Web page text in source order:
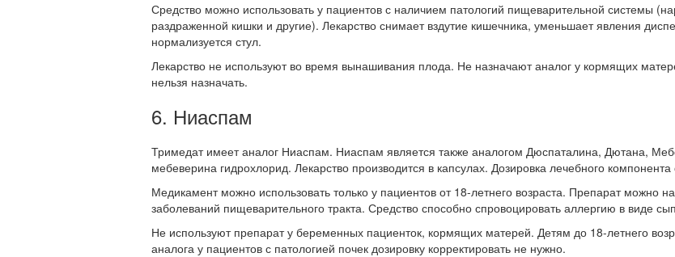
Средство можно использовать у пациентов с наличием патологий пищеварительной системы
раздраженной кишки и другие). Лекарство снимает вздутие кишечника, уменьшает явления
нормализуется стул.
Лекарство не используют во время вынашивания плода. Не назначают аналог у кормящих
нельзя назначать.
6. Ниаспам
Тримедат имеет аналог Ниаспам. Ниаспам является также аналогом Дюспаталина, Дютана,
мебеверина гидрохлорид. Лекарство производится в капсулах. Дозировка лечебного компонента
Медикамент можно использовать только у пациентов от 18-летнего возраста. Препарат можно
заболеваний пищеварительного тракта. Средство способно спровоцировать аллергию в виде
Не используют препарат у беременных пациенток, кормящих матерей. Детям до 18-летнего
аналога у пациентов с патологией почек дозировку корректировать не нужно.